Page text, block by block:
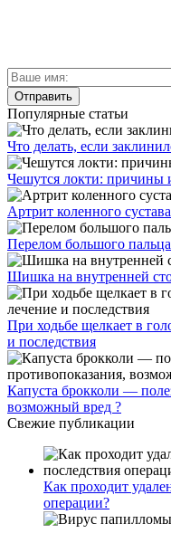
Популярные статьи
Что делать, если
Чешутся локти: причины
Артрит коленного
Перелом большого
Шишка на внутренней
При ходьбе щелкает в
и последствия
Капуста брокколи —
возможный вред ?
Свежие публикации
Как проходит
операции?